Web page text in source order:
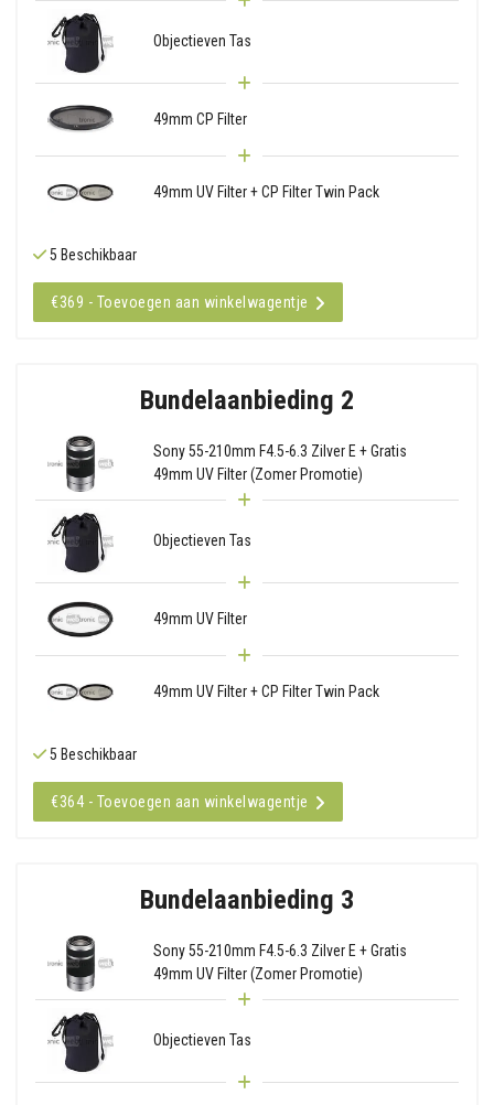
Objectieven Tas
49mm CP Filter
49mm UV Filter + CP Filter Twin Pack
5 Beschikbaar
€369 - Toevoegen aan winkelwagentje
Bundelaanbieding 2
Sony 55-210mm F4.5-6.3 Zilver E + Gratis
49mm UV Filter (Zomer Promotie)
Objectieven Tas
49mm UV Filter
49mm UV Filter + CP Filter Twin Pack
5 Beschikbaar
€364 - Toevoegen aan winkelwagentje
Bundelaanbieding 3
Sony 55-210mm F4.5-6.3 Zilver E + Gratis
49mm UV Filter (Zomer Promotie)
Objectieven Tas